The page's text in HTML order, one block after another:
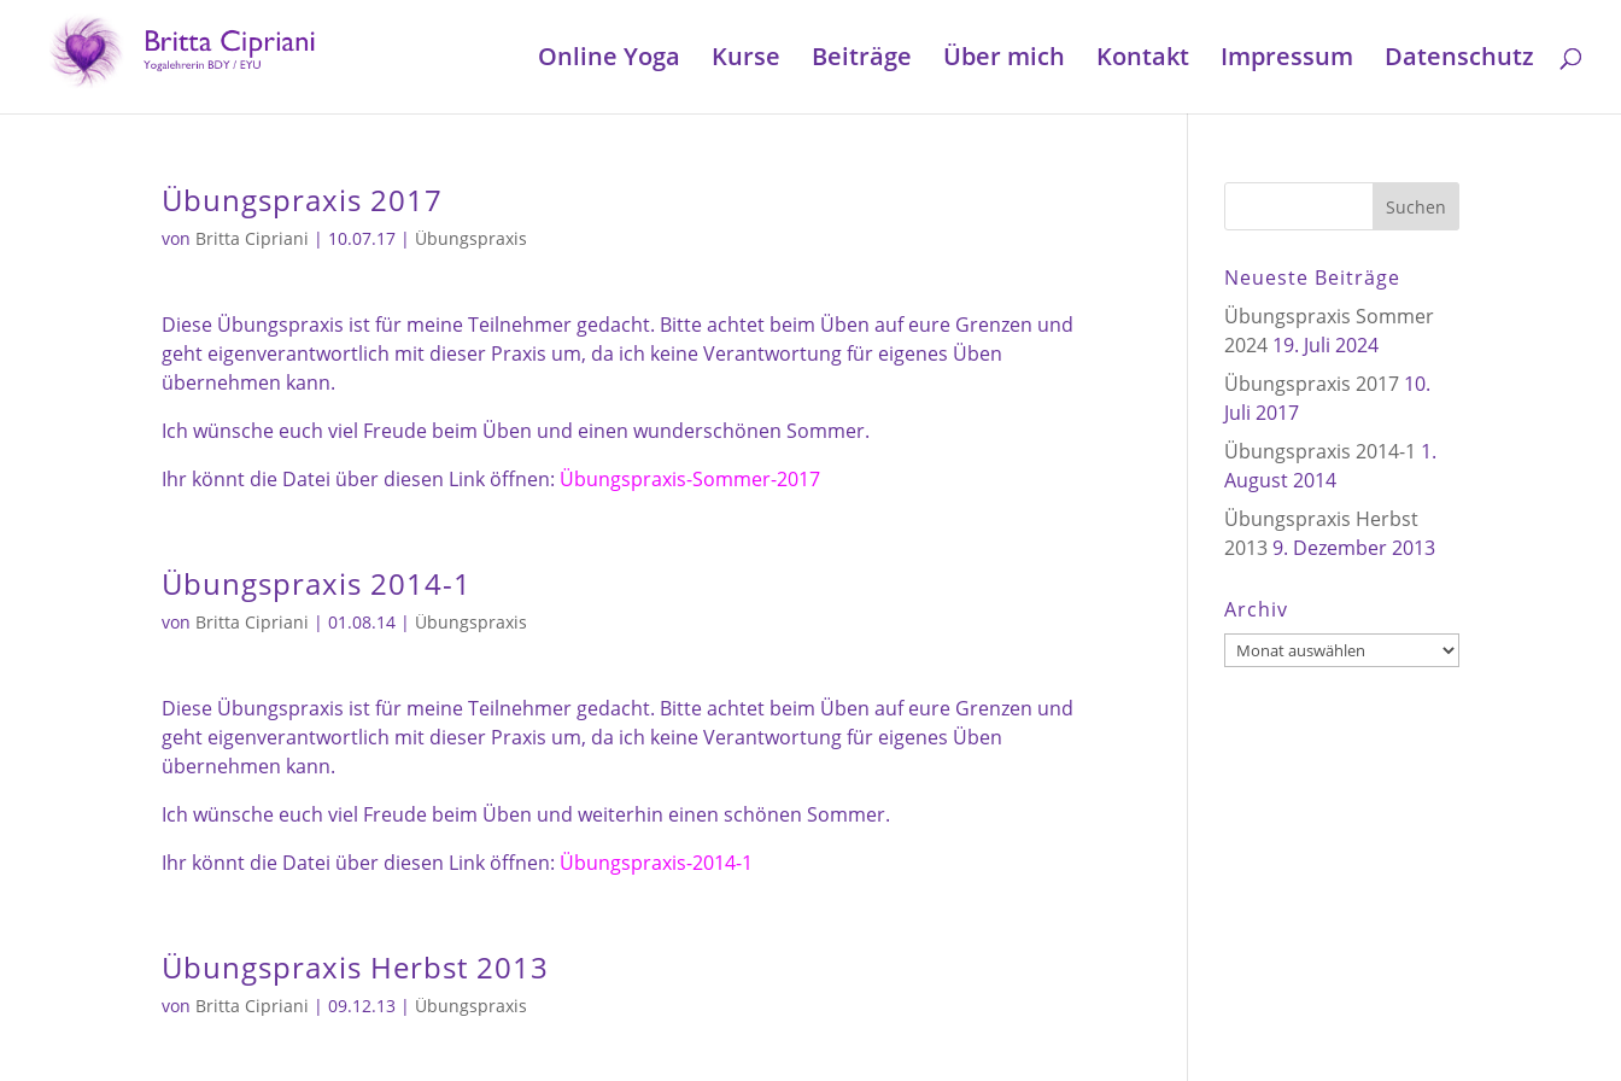
Online Yoga Kurse Beiträge Über mich Kontakt Impressum Datenschutz
Übungspraxis 2017
von Britta Cipriani | 10.07.17 | Übungspraxis
Diese Übungspraxis ist für meine Teilnehmer gedacht. Bitte achtet beim Üben auf eure Grenzen und
geht eigenverantwortlich mit dieser Praxis um, da ich keine Verantwortung für eigenes Üben
übernehmen kann.
Ich wünsche euch viel Freude beim Üben und einen wunderschönen Sommer.
Ihr könnt die Datei über diesen Link öffnen: Übungspraxis-Sommer-2017
Übungspraxis 2014-1
von Britta Cipriani |01.08.14 | Übungspraxis
Diese Übungspraxis ist für meine Teilnehmer gedacht. Bitte achtet beim Üben auf eure Grenzen und
geht eigenverantwortlich mit dieser Praxis um, da ich keine Verantwortung für eigenes Üben
übernehmen kann.
Ich wünsche euch viel Freude beim Üben und weiterhin einen schönen Sommer.
Ihr könnt die Datei über diesen Link öffnen: Übungspraxis-2014-1
Übungspraxis Herbst 2013
von Britta Cipriani |09.12.13 | Übungspraxis
Neueste Beiträge
Übungspraxis Sommer
2024 19. Juli 2024
Übungspraxis 2017 10.
Juli 2017
Übungspraxis 2014-1 1.
August 2014
Übungspraxis Herbst
20139. Dezember 2013
Archiv
Archiv